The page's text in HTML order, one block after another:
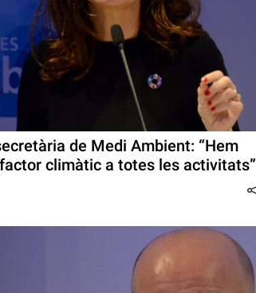
de Medi Ambient: “Hem
climàtic a totes les activitats”